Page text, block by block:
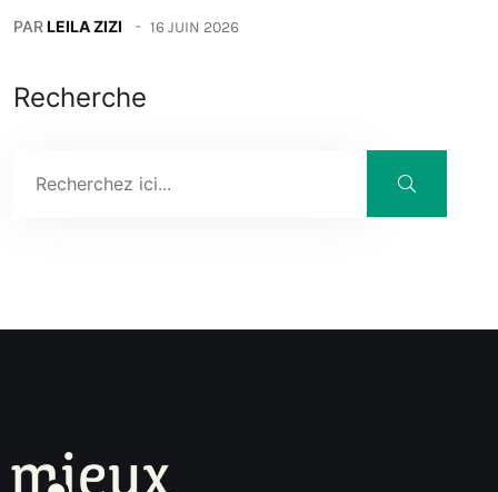
PARLEILA ZIZI 16 JUIN 2026
Recherche